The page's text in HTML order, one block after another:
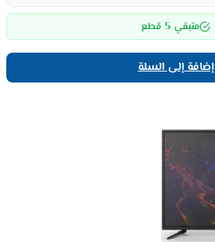
متبقي 5 قطع
إضافة إلى السلة